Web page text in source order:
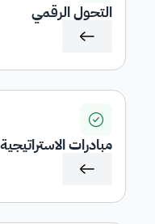
التحول الرقمي
مبادرات الاستراتيجية